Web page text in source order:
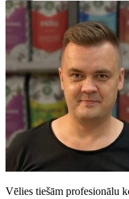
Vēlies tiešām profesionālu